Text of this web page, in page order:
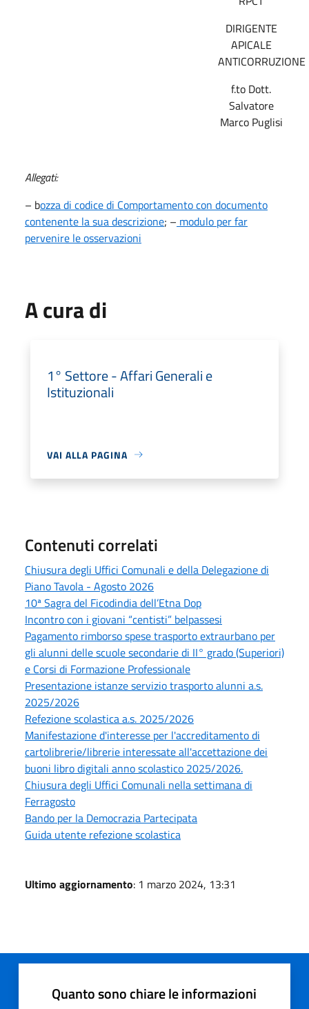
DIRIGENTE
APICALE
ANTICORRUZIONE
f.to Dott.
Salvatore
Marco Puglisi
Allegati:
– bozza di codice di Comportamento con documento
contenente la sua descrizione; – modulo per far
pervenire le osservazioni
A cura di
1° Settore - Affari Generali e
Istituzionali
VAI ALLA PAGINA
Contenuti correlati
Chiusura degli Uffici Comunali e della Delegazione di
Piano Tavola - Agosto 2026
10ª Sagra del Ficodindia dell’Etna Dop
Incontro con i giovani “centisti” belpassesi
Pagamento rimborso spese trasporto extraurbano per
gli alunni delle scuole secondarie di II° grado (Superiori)
e Corsi di Formazione Professionale
Presentazione istanze servizio trasporto alunni a.s.
2025/2026
Refezione scolastica a.s. 2025/2026
Manifestazione d'interesse per l'accreditamento di
cartolibrerie/librerie interessate all'accettazione dei
buoni libro digitali anno scolastico 2025/2026.
Chiusura degli Uffici Comunali nella settimana di
Ferragosto
Bando per la Democrazia Partecipata
Guida utente refezione scolastica
Ultimo aggiornamento: 1 marzo 2024, 13:31
Quanto sono chiare le informazioni